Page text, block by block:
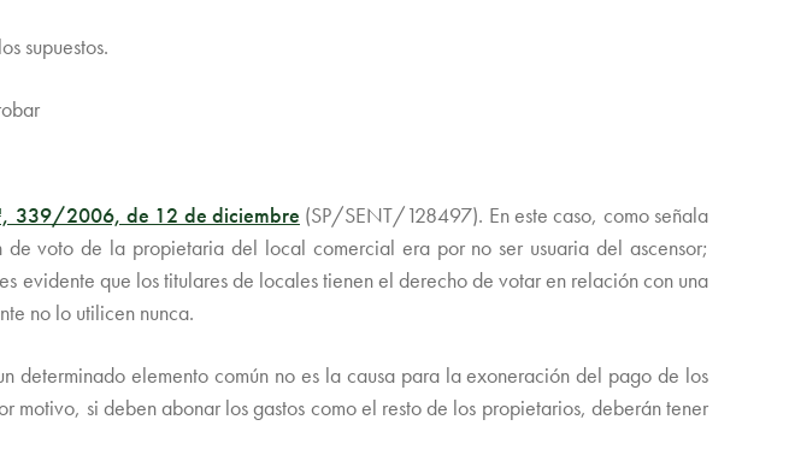
supuestos.
339/2006, de 12 de diciembre (SP/SENT/128497). En este caso, como señala
voto de la propietaria del local comercial era por no ser usuaria del ascensor;
evidente que los titulares de locales tienen el derecho de votar en relación con una
no lo utilicen nunca.
elemento común no es la causa para la exoneración del pago de los
si deben abonar los gastos como el resto de los propietarios, deberán tener